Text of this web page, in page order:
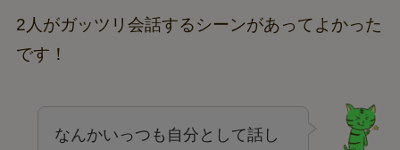
2人がガッツリ会話するシーンがあってよかった
です！
なんかいっつも自分として話し